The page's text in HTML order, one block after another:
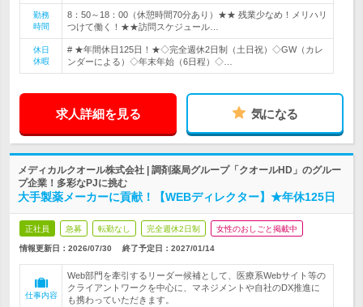
勤務
時間
8：50～18：00（休憩時間70分あり）★★ 残業少なめ！メリハリ
つけて働く！★★訪問スケジュール…
休日
休暇
# ★年間休日125日！★◇完全週休2日制（土日祝）◇GW（カレ
ンダーによる）◇年末年始（6日程）◇…
求人詳細を見る 気になる
メディカルクオール株式会社 | 調剤薬局グループ「クオールHD」のグルー
プ企業！多彩なPJに挑む
大手製薬メーカーに貢献！【WEBディレクター】★年休125日
正社員 急募 転勤なし 完全週休2日制 女性のおしごと掲載中
情報更新日：2026/07/30 終了予定日： 2027/01/14
仕事内容
Web部門を牽引するリーダー候補として、医療系Webサイト等の
クライアントワークを中心に、マネジメントや自社のDX推進に
も携わっていただきます。